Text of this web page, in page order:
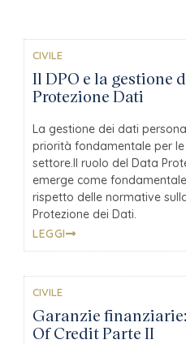
CIVILE
Il DPO e la gestione
Protezione Dati
La gestione dei dati
priorità fondamentale per
settore.Il ruolo del Data
emerge come
rispetto delle normative
Protezione dei Dati.
LEGGI
CIVILE
Garanzie
Of Credit Parte II